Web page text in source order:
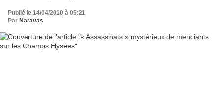
Publié le 14/04/2010 à 05:21
Par Naravas